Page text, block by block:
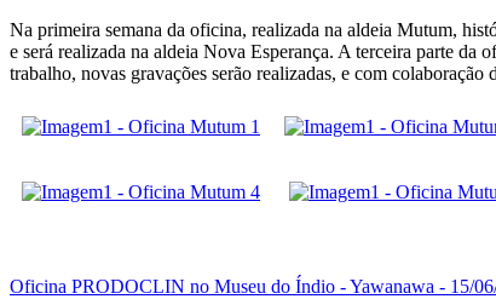
Na primeira semana da oficina, realizada na aldeia Mutum,
e será realizada na aldeia Nova Esperança. A terceira parte da
trabalho, novas gravações serão realizadas, e com
Oficina PRODOCLIN no Museu do Índio - Yawanawa - 15/